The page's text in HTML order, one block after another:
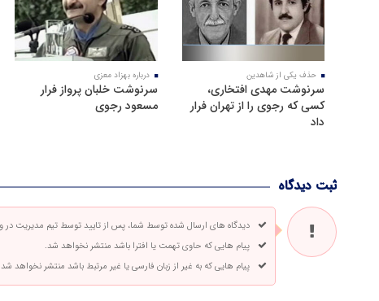
حذف یکی از شاهدین
سرنوشت مهدی افتخاری،
کسی که رجوی را از تهران فرار
داد
درباره بهزاد معزی
سرنوشت خلبان پرواز فرار
مسعود رجوی
ثبت دیدگاه
دیدگاه های ارسال شده توسط شما، پس از تایید توسط تیم مدیریت
پیام هایی که حاوی تهمت یا افترا باشد منتشر نخواهد شد.
پیام هایی که به غیر از زبان فارسی یا غیر مرتبط باشد منتشر نخواهد شد.